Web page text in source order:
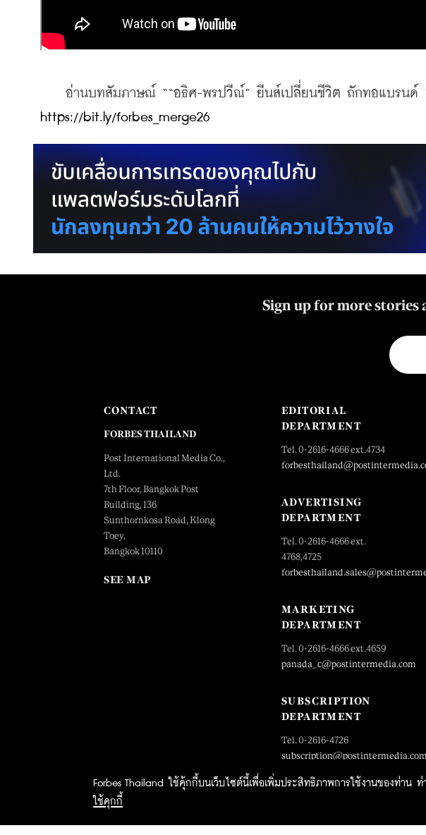
https://bit.ly/forbes_merge26
Forbes Thailand ใช้คุ้กกี้บนเว็บไซต์นี้เพื่อเพิ่มประสิทธิภาพการใช้งานของท่าน ท่
ใช้คุกกี้
Sign up for more stories
CONTACT
FORBES THAILAND
Post International Media Co.,
Ltd.
7th Floor, Bangkok Post
Building, 136
Sunthornkosa Road, Klong
Toey,
Bangkok 10110
SEE MAP
EDITORIAL
DEPARTMENT
Tel. 0-2616-4666 ext.4734
ADVERTISING
DEPARTMENT
Tel. 0-2616-4666 ext.
4768,4725
MARKETING
DEPARTMENT
Tel. 0-2616-4666 ext.4659
panada_c@postintermedia.com
SUBSCRIPTION
DEPARTMENT
Tel. 0-2616-4726
subscription@postintermedia.com